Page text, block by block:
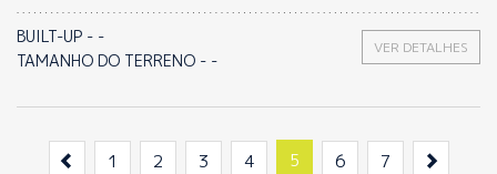
VER DETALHES
BUILT-UP - -
TAMANHO DO TERRENO - -
Anterior
1 2 3 4 5 6 7